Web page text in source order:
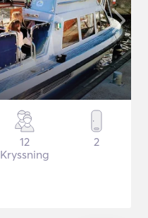
12
Kryssning
2